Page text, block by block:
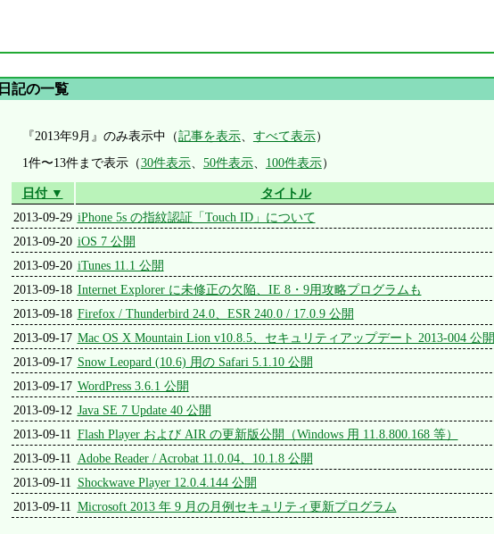
日記の一覧
『2013年9月』のみ表示中（記事を表示、 すべて表示）
1件〜13件まで表示（30件表示、 50件表示、 100件表示）
日付 ▼ タイトル
2013-09-29 iPhone 5s の指紋認証「Touch ID」について
2013-09-20 iOS 7 公開
2013-09-20 iTunes 11.1 公開
2013-09-18 Internet Explorer に未修正の欠陥、IE 8・9用攻略プログラムも
2013-09-18 Firefox / Thunderbird 24.0、ESR 240.0 / 17.0.9 公開
2013-09-17 Mac OS X Mountain Lion v10.8.5、セキュリティアップデート 2013-004 公開
2013-09-17 Snow Leopard (10.6) 用の Safari 5.1.10 公開
2013-09-17 WordPress 3.6.1 公開
2013-09-12 Java SE 7 Update 40 公開
2013-09-11 Flash Player および AIR の更新版公開（Windows 用 11.8.800.168 等）
2013-09-11 Adobe Reader / Acrobat 11.0.04、10.1.8 公開
2013-09-11 Shockwave Player 12.0.4.144 公開
2013-09-11 Microsoft 2013 年 9 月の月例セキュリティ更新プログラム